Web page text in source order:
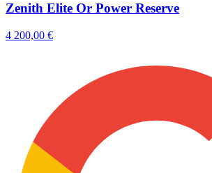
Zenith Elite Or Power Reserve
4 200,00 €